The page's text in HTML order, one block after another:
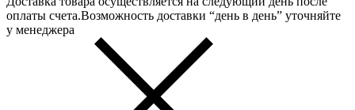
оплаты счета.Возможность доставки “день в день” уточняйте
у менеджера